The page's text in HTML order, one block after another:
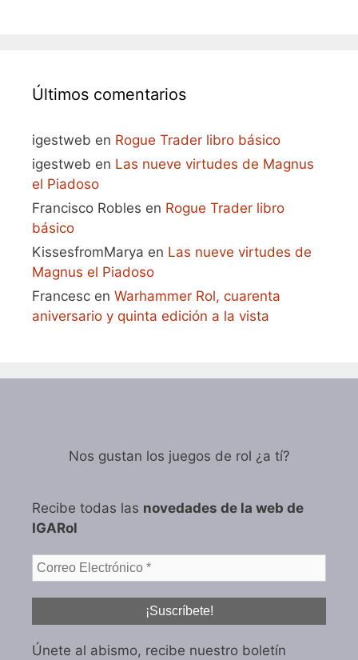
Últimos comentarios
igestweb en Rogue Trader libro básico
igestweb en Las nueve virtudes de Magnus
el Piadoso
Francisco Robles en Rogue Trader libro
básico
KissesfromMarya en Las nueve virtudes de
Magnus el Piadoso
Francesc en Warhammer Rol, cuarenta
aniversario y quinta edición a la vista
Nos gustan los juegos de rol ¿a tí?
Recibe todas las novedades de la web de
IGARol
Únete al abismo, recibe nuestro boletín